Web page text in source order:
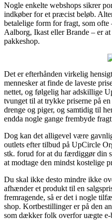
Nogle enkelte webshops sikrer
indkøber for et præcist beløb.
betalelige form for fragt, som
Aalborg, Ikast eller Brande – er
pakkeshop.
Det er efterhånden virkelig
mennesker at finde de laveste
nettet, og følgelig har adskillige
tvunget til at trykke priserne på
drenge og piger, og samtidig til
endda nogle gange frembyde
Dog kan det alligevel være
outlets efter tilbud på UpCircle
stk. forud for at du færdiggør din
at modtage den mindst kostelige
Du skal ikke desto mindre ikke
afhænder et produkt til en
fremragende, så er det i nogle
shop. Kortbestillinger er på den
som dækker folk overfor uægte e-